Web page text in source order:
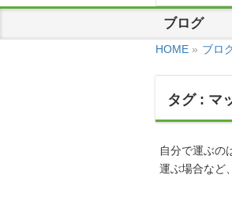
ブログ
HOME » ブロ
タグ : マ
自分で運ぶの
運ぶ場合など